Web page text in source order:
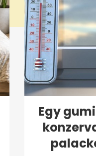
Egy